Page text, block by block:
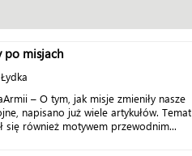
po misjach
– O tym, jak misje zmieniły nasze
napisano już wiele artykułów. Temat
się również motywem przewodnim...